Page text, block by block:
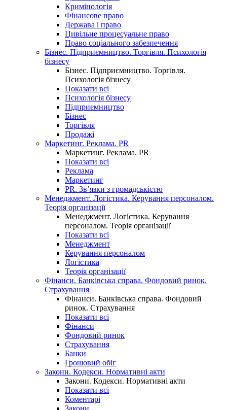
Кримінологія
Фінансове право
Держава і право
Цивільне процесуальне право
Право соціального забезпечення
Бізнес. Підприємництво. Торгівля. Психологія
бізнесу
Бізнес. Підприємництво. Торгівля.
Психологія бізнесу
Показати всі
Психологія бізнесу
Підприємництво
Бізнес
Торгівля
Продажі
Маркетинг. Реклама. PR
Маркетинг. Реклама. PR
Показати всі
Реклама
Маркетинг
PR. Зв’язки з громадськістю
Менеджмент. Логістика. Керування персоналом.
Теорія організації
Менеджмент. Логістика. Керування
персоналом. Теорія організації
Показати всі
Менеджмент
Керування персоналом
Логістика
Теорія організації
Фінанси. Банківська справа. Фондовий ринок.
Страхування
Фінанси. Банківська справа. Фондовий
ринок. Страхування
Показати всі
Фінанси
Фондовий ринок
Страхування
Банки
Грошовий обіг
Закони. Кодекси. Нормативні акти
Закони. Кодекси. Нормативні акти
Показати всі
Коментарі
Закони